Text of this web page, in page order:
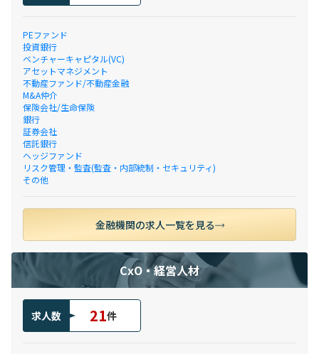
PEファンド
投資銀行
ベンチャーキャピタル(VC)
アセットマネジメント
不動産ファンド/不動産金融
M&A仲介
保険会社/生命保険
銀行
証券会社
信託銀行
ヘッジファンド
リスク管理・監査(監査・内部統制・セキュリティ)
その他
金融機関の求人一覧を見る
CxO・経営人材
求人数 21件